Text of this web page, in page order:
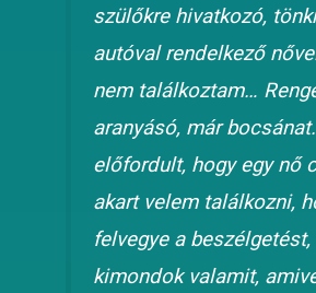
szülőkre hivatkozó,
autóval rendelkező
nem találkoztam…
aranyásó, már
előfordult, hogy egy nő
akart velem találkozni,
felvegye a beszélgetést,
kimondok valamit,